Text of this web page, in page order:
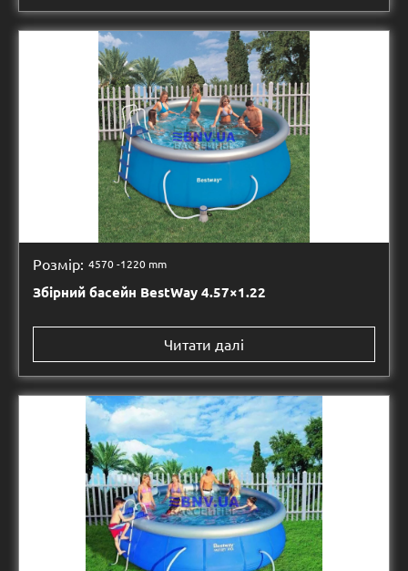
Розмір: 4570 -1220 mm
Збірний басейн BestWay 4.57×1.22
Читати далі